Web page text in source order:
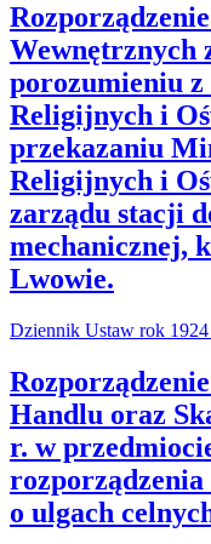
Wewnętrznych
porozumieniu
Religijnych i
przekazaniu
Religijnych i
zarządu stacji
mechanicznej,
Lwowie.
Dziennik Ustaw rok
Handlu oraz
r. w
rozporządzenia
o ulgach